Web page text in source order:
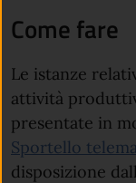
Come fare
Le istanze
attività
presentate in
Sportello
disposizione